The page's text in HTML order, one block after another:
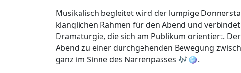
Musikalisch begleitet wird der lumpige
klanglichen Rahmen für den Abend und
Dramaturgie, die sich am Publikum orientiert.
Abend zu einer durchgehenden Bewegung
ganz im Sinne des Narrenpasses 🎶🪩.